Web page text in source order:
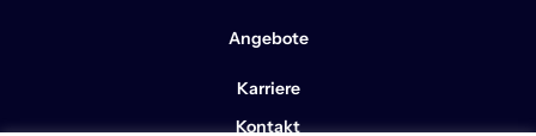
Angebote
Karriere
Kontakt